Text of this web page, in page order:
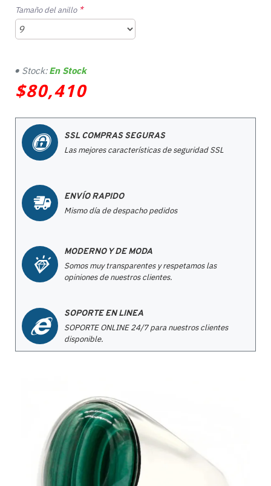
$80,410
Stock: En Stock
Tamaño del anillo
SSL COMPRAS SEGURAS
Las mejores características de seguridad SSL
ENVÍO RAPIDO
Mismo día de despacho pedidos
MODERNO Y DE MODA
Somos muy transparentes y respetamos las
opiniones de nuestros clientes.
SOPORTE EN LINEA
SOPORTE ONLINE 24/7 para nuestros clientes
disponible.